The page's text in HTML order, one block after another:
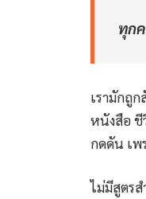
ทุก
เรามักถู
หนังสือ ชี
กดดัน เพ
ไม่มีสูตรส